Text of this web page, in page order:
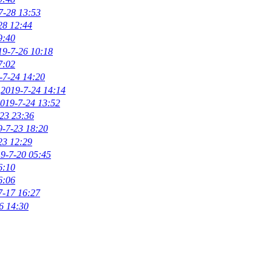
28 13:53
12:44
7-26 10:18
7-24 14:20
2019-7-24 14:14
7-24 13:52
23:36
7-23 18:20
12:29
7-20 05:45
17 16:27
14:30